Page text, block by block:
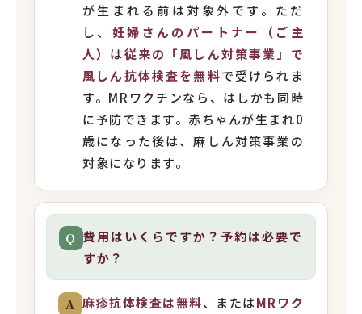
が生まれる前は対象外です。ただ
し、 妊婦さんのパートナー（ご主
人） は従来の「風しん対策事業」で
風しん抗体検査を無料で受けられま
す。MRワクチンなら、はしかも同時
に予防できます。赤ちゃんが生まれ0
歳になった後は、麻しん対策事業の
対象になります。
Q 費用はいくらですか？予約は必要で
すか？
A 麻疹抗体検査は無料、またはMRワク